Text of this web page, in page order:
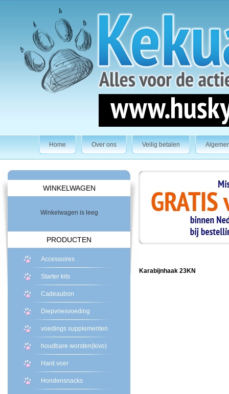
Home Over ons Veilig betalen
WINKELWAGEN
Winkelwagen is leeg
PRODUCTEN
Accessoires
Starter kits
Cadeaubon
Diepvriesvoeding
voedings supplementen
houdbare worsten(kivo)
Hard voer
Hondensnacks
Karabijnhaak 23KN